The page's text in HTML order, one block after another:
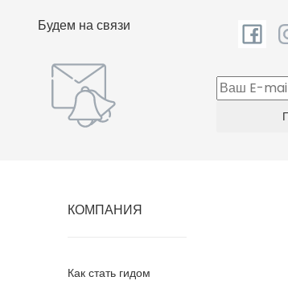
Будем на связи
КОМПАНИЯ
Как стать гидом